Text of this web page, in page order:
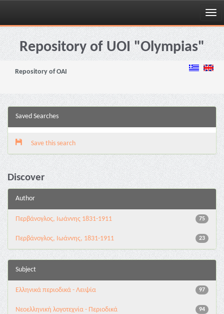
Skip
navigationRepository of UOI "Olympias"
Repository of OAI
Saved Searches
Save this search
Discover
Author
75
Περβάνογλος, Ιωάννης 1831-1911
23
Περβάνογλος, Ιωάννης, 1831-1911
Subject
97
Ελληνικά περιοδικά - Λειψία
94
Νεοελληνική λογοτεχνία - Περιοδικά